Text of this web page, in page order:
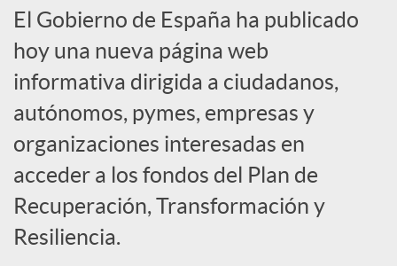
c
i
a
l
El Gobierno de España ha publicado
hoy una nueva página web
informativa dirigida a ciudadanos,
autónomos, pymes, empresas y
organizaciones interesadas en
acceder a los fondos del Plan de
Recuperación, Transformación y
Resiliencia.